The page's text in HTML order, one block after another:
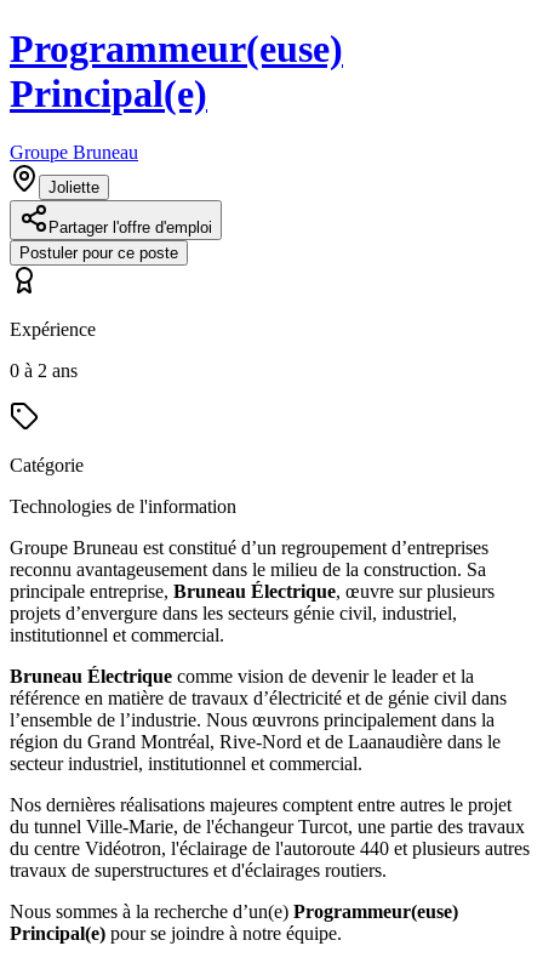
Programmeur(euse)
Principal(e)
Groupe Bruneau
Joliette
Partager l'offre d'emploi
Postuler pour ce poste
Expérience
0 à 2 ans
Catégorie
Technologies de l'information
Groupe Bruneau est constitué d’un regroupement d’entreprises
reconnu avantageusement dans le milieu de la construction. Sa
principale entreprise, Bruneau Électrique, œuvre sur plusieurs
projets d’envergure dans les secteurs génie civil, industriel,
institutionnel et commercial.
Bruneau Électrique comme vision de devenir le leader et la
référence en matière de travaux d’électricité et de génie civil dans
l’ensemble de l’industrie. Nous œuvrons principalement dans la
région du Grand Montréal, Rive-Nord et de Laanaudière dans le
secteur industriel, institutionnel et commercial.
Nos dernières réalisations majeures comptent entre autres le projet
du tunnel Ville-Marie, de l'échangeur Turcot, une partie des travaux
du centre Vidéotron, l'éclairage de l'autoroute 440 et plusieurs autres
travaux de superstructures et d'éclairages routiers.
Nous sommes à la recherche d’un(e) Programmeur(euse)
Principal(e) pour se joindre à notre équipe.